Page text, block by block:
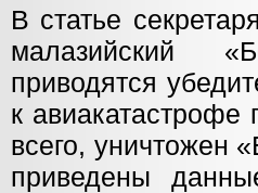
В статье
малазийский
приводятся
к авиакатастрофе
всего, уничтожен
приведены